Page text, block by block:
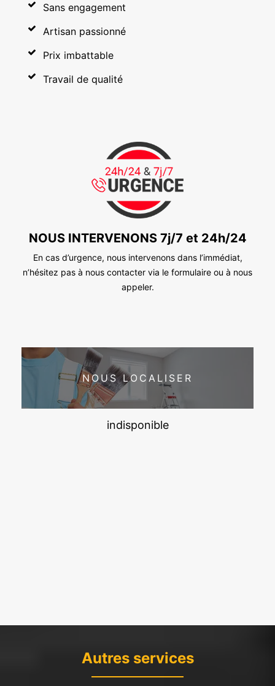
Sans engagement
Artisan passionné
Prix imbattable
Travail de qualité
NOUS INTERVENONS 7j/7 et 24h/24
En cas d’urgence, nous intervenons dans l’immédiat,
n’hésitez pas à nous contacter via le formulaire ou à nous
appeler.
NOUS LOCALISER
indisponible
Autres services